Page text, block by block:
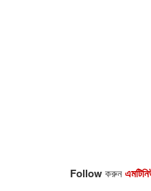
Followকরুন